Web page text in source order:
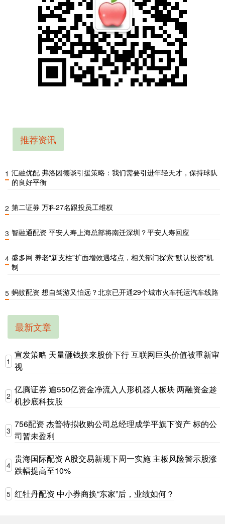
推荐资讯
1 汇融优配 弗洛因德谈引援策略：我们需要引进年轻天才，保持球队
的良好平衡
2 第二证券 万科27名跟投员工维权
3 智融通配资 平安人寿上海总部将南迁深圳？平安人寿回应
4 盛多网 养老“新支柱”扩面增效遇堵点，相关部门探索“默认投资”机
制
5 蚂蚊配资 想自驾游又怕远？北京已开通29个城市火车托运汽车线路
最新文章
1
宣发策略 天量砸钱换来股价下行 互联网巨头价值被重新审
视
2
亿腾证券 逾550亿资金净流入人形机器人板块 两融资金趁
机抄底科技股
3
756配资 杰普特拟收购公司总经理成学平旗下资产 标的公
司暂未盈利
4
贵海国际配资 A股交易新规下周一实施 主板风险警示股涨
跌幅提高至10%
5 红牡丹配资 中小券商换“东家”后，业绩如何？